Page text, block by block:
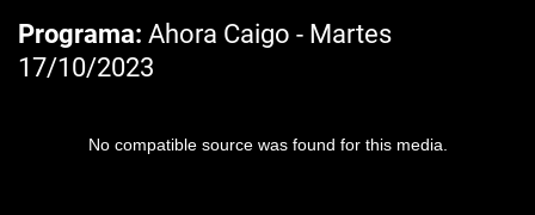
Programa Ahora Caigo - Martes
17/10/2023
No compatible source was found for this media.